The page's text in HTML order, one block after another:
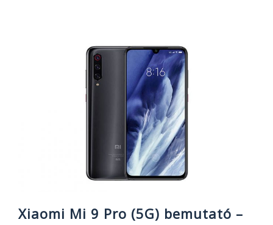
nyomkövető
Xiaomi Mi 9 Pro (5G) bemutató –